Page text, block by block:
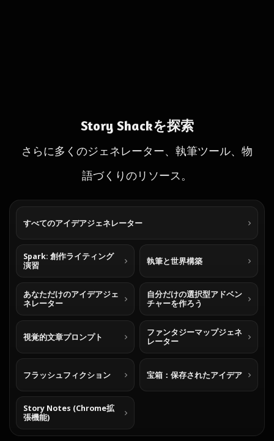
Story Shackを探索
さらに多くのジェネレーター、執筆ツール、物
語づくりのリソース。
すべてのアイデアジェネレーター
Spark: 創作ライティング
演習
執筆と世界構築
あなただけのアイデアジェ
ネレーター
自分だけの選択型アドベン
チャーを作ろう
視覚的文章プロンプト
ファンタジーマップジェネ
レーター
フラッシュフィクション 宝箱：保存されたアイデア
Story Notes (Chrome拡
張機能)